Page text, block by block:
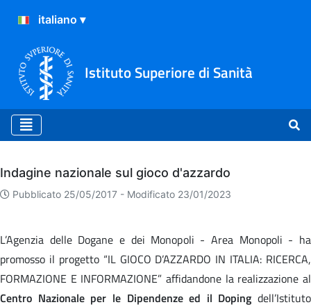
Istituto Superiore di Sanità
Archivio
Indagine nazionale sul gioco d'azzardo
Pubblicato 25/05/2017 - Modificato 23/01/2023
L’Agenzia delle Dogane e dei Monopoli - Area Monopoli - ha
promosso il progetto “IL GIOCO D’AZZARDO IN ITALIA: RICERCA,
FORMAZIONE E INFORMAZIONE” affidandone la realizzazione al
Centro Nazionale per le Dipendenze ed il Doping dell’Istituto